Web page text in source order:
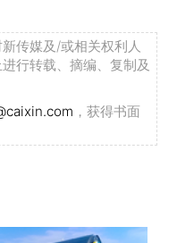
传媒及/或相关权利人
行转载、摘编、复制及
，获得书面